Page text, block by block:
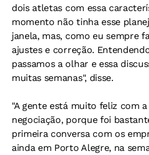
dois atletas com essa
momento não tinha esse
janela, mas, como eu sempre
ajustes e correção.
passamos a olhar e essa
muitas semanas", disse.
"A gente está muito feliz com
negociação, porque foi
primeira conversa com os
ainda em Porto Alegre, na